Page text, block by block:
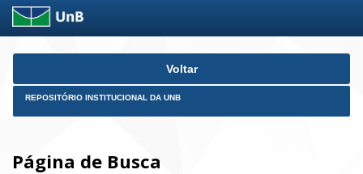
Skip
Voltar
REPOSITÓRIO INSTITUCIONAL DA UNB
Página de Busca